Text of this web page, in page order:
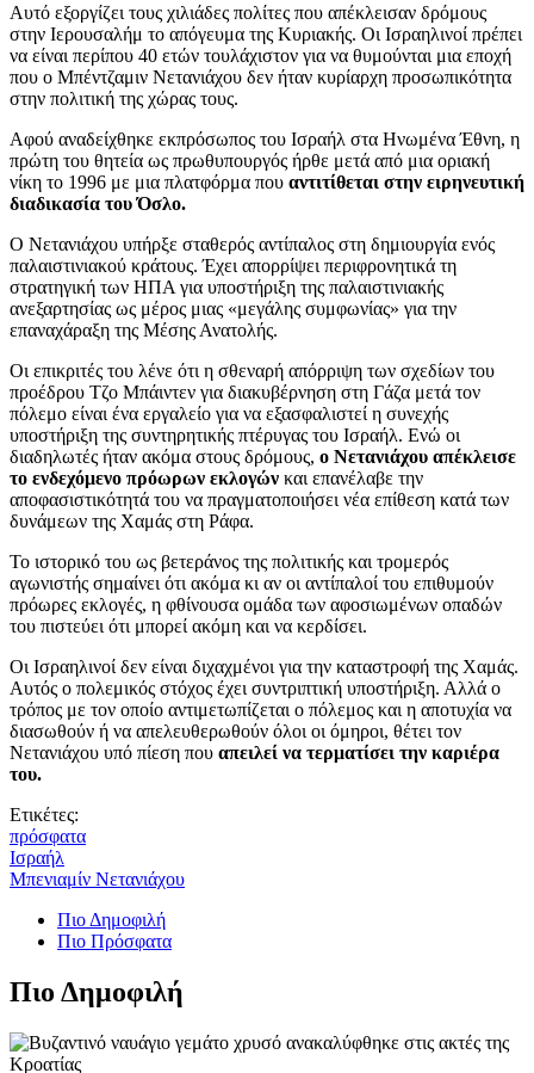
Αυτό εξοργίζει τους χιλιάδες πολίτες που απέκλεισαν δρόμους
στην Ιερουσαλήμ το απόγευμα της Κυριακής. Οι Ισραηλινοί πρέπει
να είναι περίπου 40 ετών τουλάχιστον για να θυμούνται μια εποχή
που ο Μπέντζαμιν Νετανιάχου δεν ήταν κυρίαρχη προσωπικότητα
στην πολιτική της χώρας τους.
Αφού αναδείχθηκε εκπρόσωπος του Ισραήλ στα Ηνωμένα Έθνη, η
πρώτη του θητεία ως πρωθυπουργός ήρθε μετά από μια οριακή
νίκη το 1996 με μια πλατφόρμα που αντιτίθεται στην ειρηνευτική
διαδικασία του Όσλο.
Ο Νετανιάχου υπήρξε σταθερός αντίπαλος στη δημιουργία ενός
παλαιστινιακού κράτους. Έχει απορρίψει περιφρονητικά τη
στρατηγική των ΗΠΑ για υποστήριξη της παλαιστινιακής
ανεξαρτησίας ως μέρος μιας «μεγάλης συμφωνίας» για την
επαναχάραξη της Μέσης Ανατολής.
Οι επικριτές του λένε ότι η σθεναρή απόρριψη των σχεδίων του
προέδρου Τζο Μπάιντεν για διακυβέρνηση στη Γάζα μετά τον
πόλεμο είναι ένα εργαλείο για να εξασφαλιστεί η συνεχής
υποστήριξη της συντηρητικής πτέρυγας του Ισραήλ. Ενώ οι
διαδηλωτές ήταν ακόμα στους δρόμους, ο Νετανιάχου απέκλεισε
το ενδεχόμενο πρόωρων εκλογών και επανέλαβε την
αποφασιστικότητά του να πραγματοποιήσει νέα επίθεση κατά των
δυνάμεων της Χαμάς στη Ράφα.
Το ιστορικό του ως βετεράνος της πολιτικής και τρομερός
αγωνιστής σημαίνει ότι ακόμα κι αν οι αντίπαλοί του επιθυμούν
πρόωρες εκλογές, η φθίνουσα ομάδα των αφοσιωμένων οπαδών
του πιστεύει ότι μπορεί ακόμη και να κερδίσει.
Οι Ισραηλινοί δεν είναι διχαχμένοι για την καταστροφή της Χαμάς.
Αυτός ο πολεμικός στόχος έχει συντριπτική υποστήριξη. Αλλά ο
τρόπος με τον οποίο αντιμετωπίζεται ο πόλεμος και η αποτυχία να
διασωθούν ή να απελευθερωθούν όλοι οι όμηροι, θέτει τον
Νετανιάχου υπό πίεση που απειλεί να τερματίσει την καριέρα
του.
Ετικέτες:
πρόσφατα
Ισραήλ
Μπενιαμίν Νετανιάχου
Πιο Δημοφιλή
Πιο Πρόσφατα
Πιο Δημοφιλή